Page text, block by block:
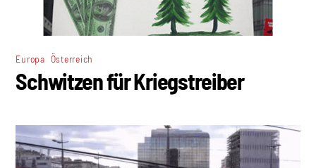
Europa Österreich
Schwitzen für Kriegstreiber